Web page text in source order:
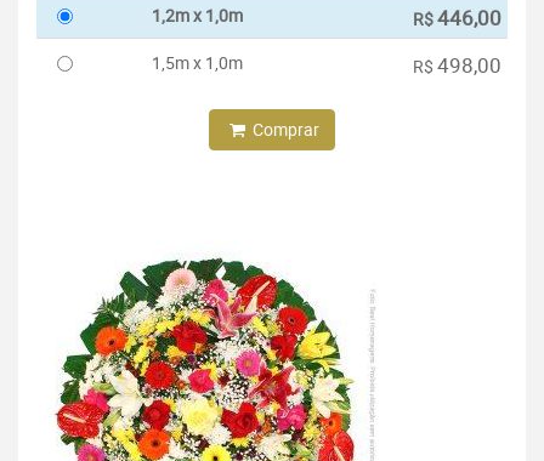
1,2m x 1,0m R$446,00
1,5m x 1,0m R$ 498,00
Comprar